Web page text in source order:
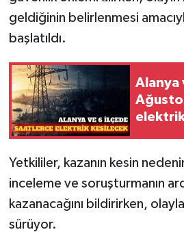
geldiğinin belirlenmesi
başlatıldı.
Alanya
Yetkililer, kazanın kesin
inceleme ve soruşturmanın
kazanacağını bildirirken,
sürüyor.